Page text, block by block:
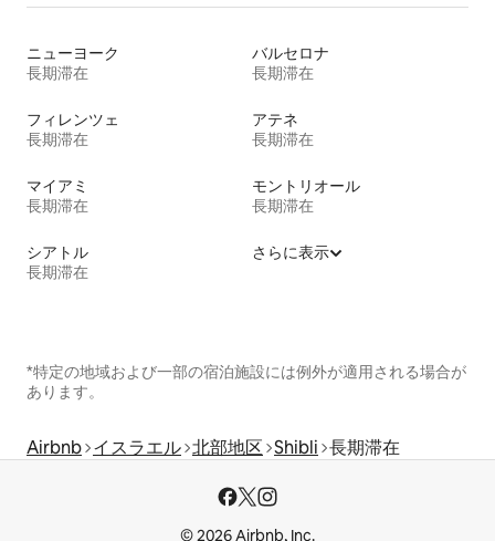
ニューヨーク
長期滞在
バルセロナ
長期滞在
フィレンツェ
長期滞在
アテネ
長期滞在
マイアミ
長期滞在
モントリオール
長期滞在
シアトル
長期滞在
さらに表示
*特定の地域および一部の宿泊施設には例外が適用される場合が
あります。
Airbnb イスラエル 北部地区 Shibli 長期滞在
© 2026 Airbnb, Inc.